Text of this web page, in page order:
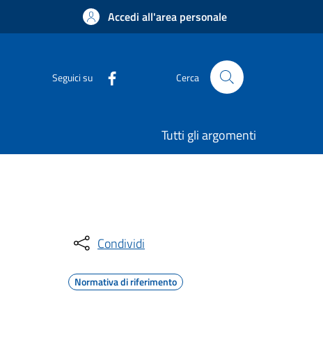
Accedi all'area personale
Seguici su Cerca
Tutti gli argomenti
Condividi
Normativa di riferimento